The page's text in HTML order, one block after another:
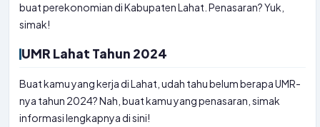
buat perekonomian di Kabupaten Lahat. Penasaran? Yuk,
simak!
UMR Lahat Tahun 2024
Buat kamu yang kerja di Lahat, udah tahu belum berapa UMR-
nya tahun 2024? Nah, buat kamu yang penasaran, simak
informasi lengkapnya di sini!